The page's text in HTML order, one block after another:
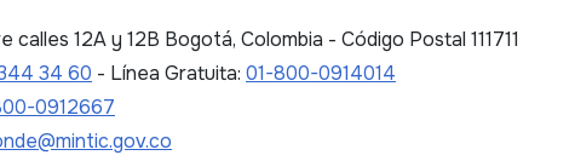
12A y 12B Bogotá, Colombia - Código Postal 111711
34 60 - Línea Gratuita: 01-800-0914014
0912667